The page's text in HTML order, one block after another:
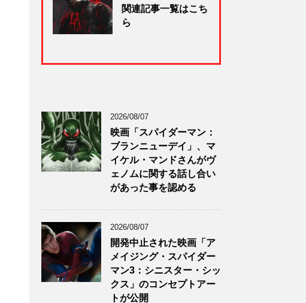
関連記事一覧はこち
ら
2026/08/07
映画「スパイダーマン：
ブランニューデイ」、マ
イケル・マンドさんがヴ
ェノムに関する話し合い
があった事を認める
2026/08/07
開発中止された映画「ア
メイジング・スパイダー
マン3：シニスター・シッ
クス」のコンセプトアー
トが公開